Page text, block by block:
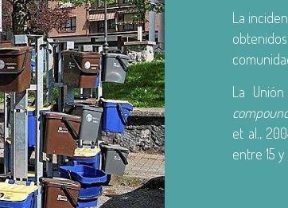
La
La
et al.,
entre 15